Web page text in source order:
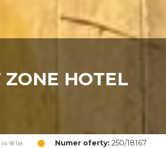
HOTEL
18 lat Numer oferty:250/18167